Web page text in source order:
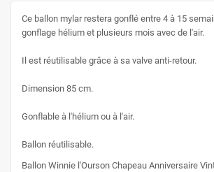
Ce ballon mylar restera gonflé entre 4 à 15
gonflage hélium et plusieurs mois avec de l'air.
Il est réutilisable grâce à sa valve anti-retour.
Dimension 85 cm.
Gonflable à l'hélium ou à l'air.
Ballon réutilisable.
Ballon Winnie l'Ourson Chapeau Anniversaire